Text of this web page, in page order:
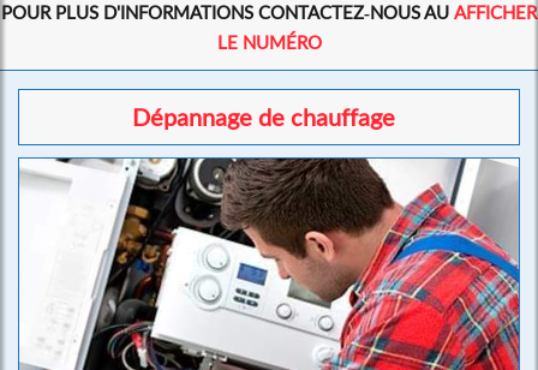
POUR PLUS D'INFORMATIONS CONTACTEZ-NOUS AU AFFICHER
LE NUMÉRO
Dépannage de chauffage